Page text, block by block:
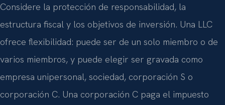
Considere la protección de responsabilidad, la
estructura fiscal y los objetivos de inversión. Una LLC
ofrece flexibilidad: puede ser de un solo miembro o de
varios miembros, y puede elegir ser gravada como
empresa unipersonal, sociedad, corporación S o
corporación C. Una corporación C paga el impuesto